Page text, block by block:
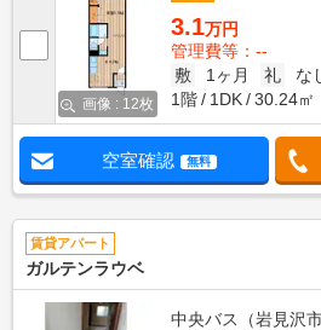
画像 : 12枚
3.1万円
管理費等：--
敷
1ヶ月 礼
な
1階
1DK 30.24㎡
空室確認 無料
賃貸アパート
ガルテンラウベ
中央バス（岩見沢